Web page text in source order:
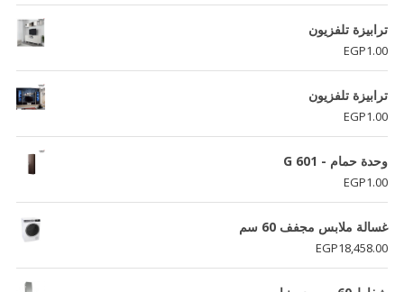
ترابيزة تلفزيون
EGP1.00
ترابيزة تلفزيون
EGP1.00
وحدة حمام - G 601
EGP1.00
غسالة ملابس مجفف 60 سم
EGP18,458.00